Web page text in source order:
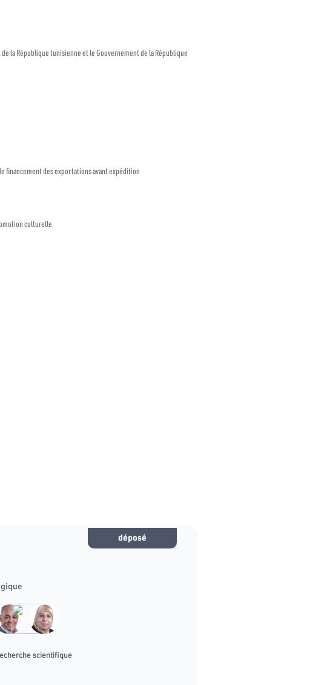
la République tunisienne et le Gouvernement de la République
financement des exportations avant expédition
culturelle
déposé
scientifique